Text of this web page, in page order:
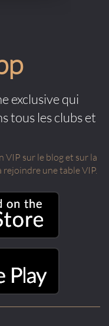
exclusive qui
tous les clubs et
VIP sur le blog et sur la
une table VIP.